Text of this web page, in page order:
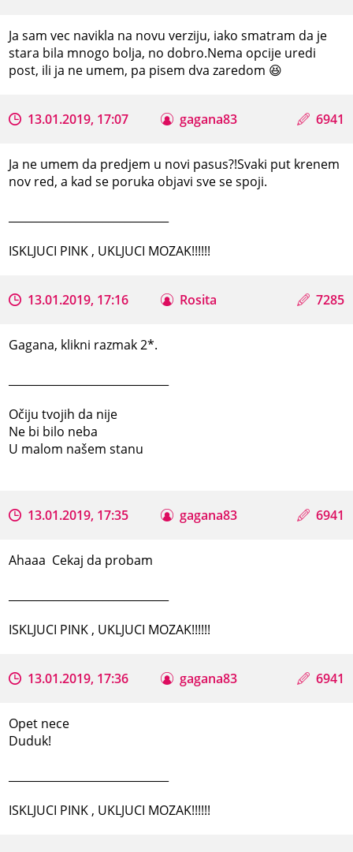
Ja sam vec navikla na novu verziju, iako smatram da je
stara bila mnogo bolja, no dobro.Nema opcije uredi
post, ili ja ne umem, pa pisem dva zaredom 😆
13.01.2019, 17:07 gagana83 6941
Ja ne umem da predjem u novi pasus?!Svaki put krenem
nov red, a kad se poruka objavi sve se spoji.
ISKLJUCI PINK , UKLJUCI MOZAK!!!!!!
13.01.2019, 17:16 Rosita 7285
Gagana, klikni razmak 2*.
Očiju tvojih da nije
Ne bi bilo neba
U malom našem stanu
13.01.2019, 17:35 gagana83 6941
Ahaaa Cekaj da probam
ISKLJUCI PINK , UKLJUCI MOZAK!!!!!!
13.01.2019, 17:36 gagana83 6941
Opet nece
Duduk!
ISKLJUCI PINK , UKLJUCI MOZAK!!!!!!